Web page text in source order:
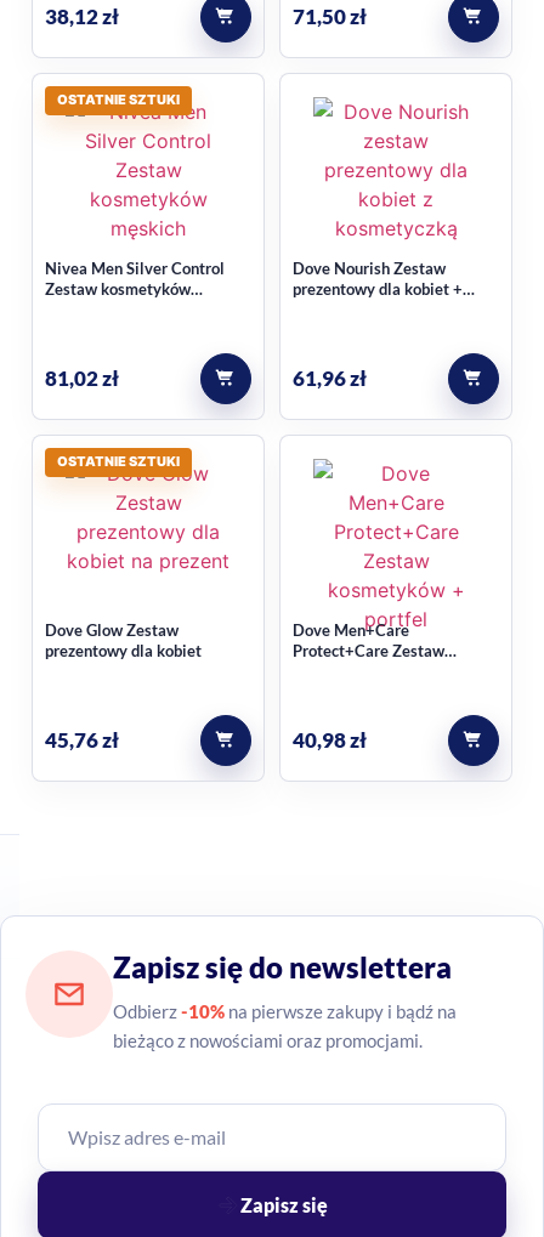
Tak, w skład zestawu wchodzą dezodorant w sprayu,
dezodorant w sztyfcie oraz żel pod prysznic z serii Night
Panther.
38,12zł 71,50zł
OSTATNIE SZTUKI
Nivea Men Silver Control
Zestaw kosmetyków
81,02zł
Dove Nourish Zestaw
prezentowy dla kobiet +
61,96zł
OSTATNIE SZTUKI
Dove Glow Zestaw
prezentowy dla kobiet
45,76zł
Dove Men+Care
Protect+Care Zestaw
40,98zł
Zapisz się do newslettera
Odbierz-10% na pierwsze zakupy i bądź na
bieżąco z nowościami oraz promocjami.
Zapisz się